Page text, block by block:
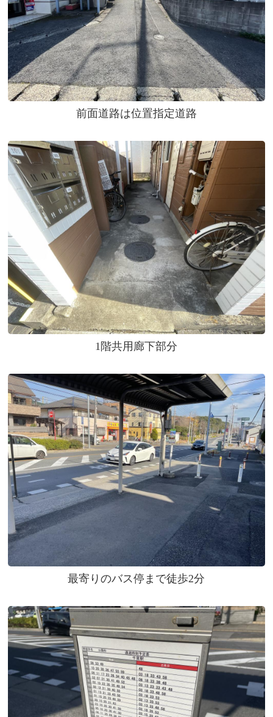
前面道路は位置指定道路
1階共用廊下部分
最寄りのバス停まで徒歩2分